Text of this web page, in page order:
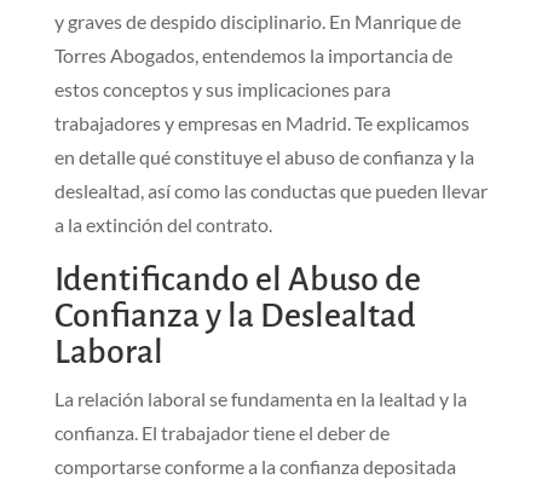
y graves de despido disciplinario. En Manrique de
Torres Abogados, entendemos la importancia de
estos conceptos y sus implicaciones para
trabajadores y empresas en Madrid. Te explicamos
en detalle qué constituye el abuso de confianza y la
deslealtad, así como las conductas que pueden llevar
a la extinción del contrato.
Identificando el Abuso de
Confianza y la Deslealtad
Laboral
La relación laboral se fundamenta en la lealtad y la
confianza. El trabajador tiene el deber de
comportarse conforme a la confianza depositada